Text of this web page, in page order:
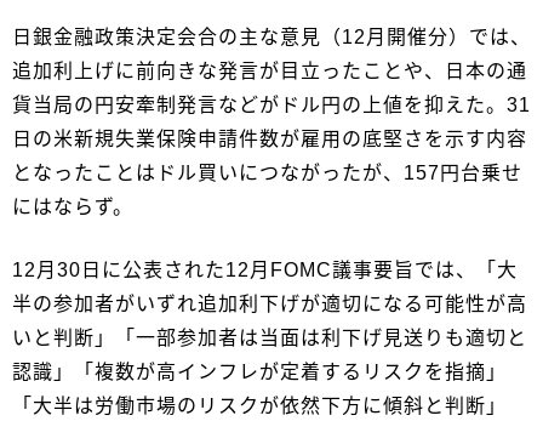
日銀金融政策決定会合の主な意見（12月開催分）では、
追加利上げに前向きな発言が目立ったことや、日本の通
貨当局の円安牽制発言などがドル円の上値を抑えた。31
日の米新規失業保険申請件数が雇用の底堅さを示す内容
となったことはドル買いにつながったが、157円台乗せ
にはならず。
12月30日に公表された12月FOMC議事要旨では、「大
半の参加者がいずれ追加利下げが適切になる可能性が高
いと判断」「一部参加者は当面は利下げ見送りも適切と
認識」「複数が高インフレが定着するリスクを指摘」
「大半は労働市場のリスクが依然下方に傾斜と判断」